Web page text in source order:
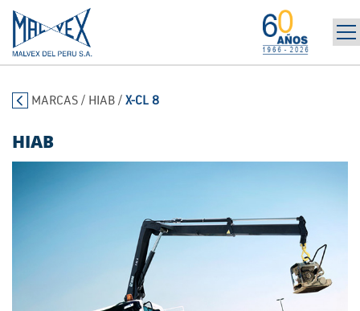
LA EMPRESA
CONTÁCTANOS
MARCAS / HIAB / X-CL 8
HIAB